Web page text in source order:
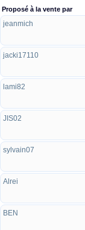
Proposé à la vente par
jeanmich
jacki17110
lami82
JIS02
sylvain07
Alrei
BEN